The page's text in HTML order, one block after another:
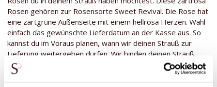
Rosen gehören zur Rosensorte Sweet Revival. Die Rose hat
eine zartgrüne Außenseite mit einem hellrosa Herzen. Wähl
einfach das gewünschte Lieferdatum an der Kasse aus. So
kannst du im Voraus planen, wann wir deinen Strauß zur
Lieferung weitergeben dürfen. Wir binden deinen Strauß
immer kurz vor dem Versand mit frischen Rosen vom
Züchter.